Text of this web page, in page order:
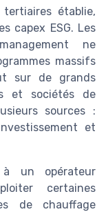
établie,
capex ESG. Les
ne
massifs
sur de grands
et sociétés de
sources :
et
un opérateur
certaines
de chauffage